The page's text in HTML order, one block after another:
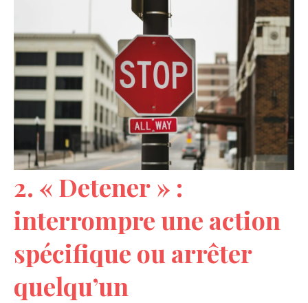
2. « Detener » :
interrompre une action
spécifique ou arrêter
quelqu’un